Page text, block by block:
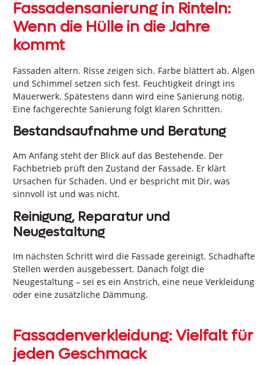
Fassadensanierung in Rinteln:
Wenn die Hülle in die Jahre
kommt
Fassaden altern. Risse zeigen sich. Farbe blättert ab. Algen
und Schimmel setzen sich fest. Feuchtigkeit dringt ins
Mauerwerk. Spätestens dann wird eine Sanierung nötig.
Eine fachgerechte Sanierung folgt klaren Schritten.
Bestandsaufnahme und Beratung
Am Anfang steht der Blick auf das Bestehende. Der
Fachbetrieb prüft den Zustand der Fassade. Er klärt
Ursachen für Schäden. Und er bespricht mit Dir, was
sinnvoll ist und was nicht.
Reinigung, Reparatur und
Neugestaltung
Im nächsten Schritt wird die Fassade gereinigt. Schadhafte
Stellen werden ausgebessert. Danach folgt die
Neugestaltung – sei es ein Anstrich, eine neue Verkleidung
oder eine zusätzliche Dämmung.
Fassadenverkleidung: Vielfalt für
jeden Geschmack